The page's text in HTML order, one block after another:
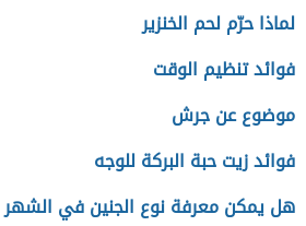
لماذا حرّم لحم الخنزير
فوائد تنظيم الوقت
موضوع عن جرش
فوائد زيت حبة البركة للوجه
هل يمكن معرفة نوع الجنين في الشهر